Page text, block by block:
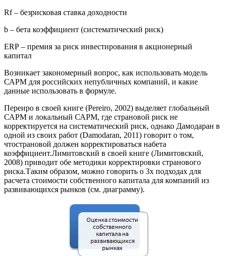
Rf – безрисковая ставка доходности
b – бета коэффициент (систематический риск)
ERP – премия за риск инвестирования в акционерный
капитал
Возникает закономерный вопрос, как использовать модель
САРМ для российских непубличных компаний, и какие
данные использовать в формуле.
Переиро в своей книге (Pereiro, 2002) выделяет глобальный
САРМ и локальный САРМ, где страновой риск не
корректируется на систематический риск, однако Дамодаран в
одной из своих работ (Damodaran, 2011) говорит о том,
чтострановой должен корректироваться набета
коэффициент.Лимитовский в своей книге (Лимитовский,
2008) приводит обе методики корректировки странового
риска.Таким образом, можно говорить о 3х подходах для
расчета стоимости собственного капитала для компаний из
развивающихся рынков (см. диаграмму).